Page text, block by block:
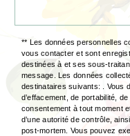
** Les données personnelles
vous contacter et sont
destinées à et ses sous-
message. Les données
destinataires suivants: . Vous
d’effacement, de portabilité,
consentement à tout moment
d’une autorité de contrôle,
post-mortem. Vous pouvez